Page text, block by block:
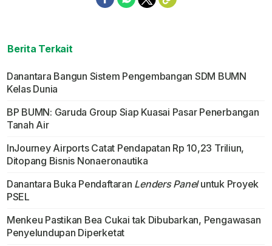
Berita Terkait
Danantara Bangun Sistem Pengembangan SDM BUMN
Kelas Dunia
BP BUMN: Garuda Group Siap Kuasai Pasar Penerbangan
Tanah Air
InJourney Airports Catat Pendapatan Rp 10,23 Triliun,
Ditopang Bisnis Nonaeronautika
Danantara Buka Pendaftaran Lenders Paneluntuk Proyek
PSEL
Menkeu Pastikan Bea Cukai tak Dibubarkan, Pengawasan
Penyelundupan Diperketat